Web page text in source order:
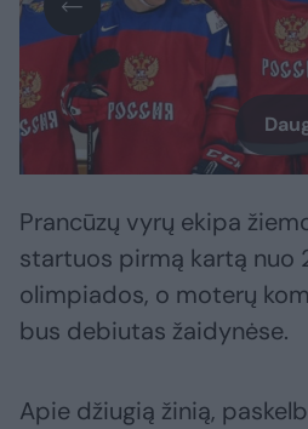
Prancūzų vyrų ekipa
startuos pirmą kartą
olimpiados, o moterų
bus debiutas žaidynėse.
Apie džiugią žinią,